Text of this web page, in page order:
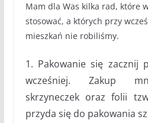
Mam dla Was kilka rad, które
stosować, a których przy
mieszkań nie robiliśmy.
1. Pakowanie się zacznij
wcześniej. Zakup
skrzyneczek oraz folii
przyda się do pakowania